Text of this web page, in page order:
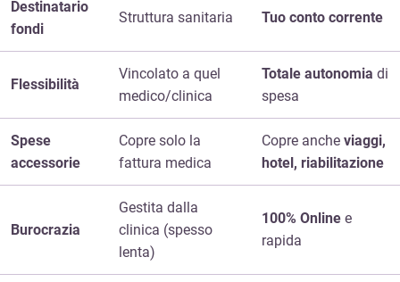
Destinatario
fondi
Struttura sanitaria Tuo conto corrente
Flessibilità
Vincolato a quel
medico/clinica
Totale autonomia di
spesa
Spese
accessorie
Copre solo la
fattura medica
Copre anche viaggi,
hotel, riabilitazione
Burocrazia
Gestita dalla
clinica (spesso
lenta)
100% Online e
rapida